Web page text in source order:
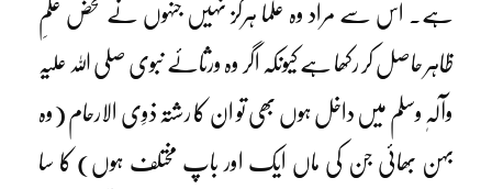
ہے۔ اس سے مراد وہ علما ہرگز نہیں جنہوں نے محض علمِ
ظاہر حاصل کر رکھا ہے کیونکہ اگر وہ ورثائے نبوی صلی اللہ علیہ
وآلہٖ وسلم میں داخل ہوں بھی تو ان کا رشتہ ذوِی الارحام (وہ
بہن بھائی جن کی ماں ایک اور باپ مختلف ہوں) کا سا